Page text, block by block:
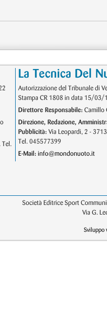
Tel.
La Tecnica Del
Autorizzazione del Tribunale di
Stampa CR 1808 in data 15/03/
Direttore Responsabile: Camillo
Direzione, Redazione,
Pubblicità: Via Leopardi, 2 -
Tel. 045577399
E-Mail: info@mondonuoto.it
Società Editrice Sport
Via G.
Sviluppo